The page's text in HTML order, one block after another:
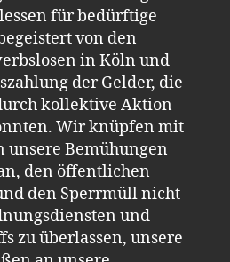
für bedürftige
von den
in Köln und
der Gelder, die
kollektive Aktion
Wir knüpfen mit
unsere Bemühungen
den öffentlichen
den Sperrmüll nicht
und
zu überlassen, unsere